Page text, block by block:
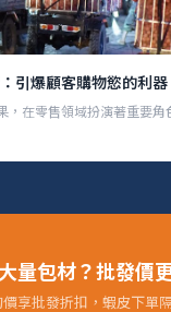
引爆顧客購物慾的利器
，在零售領域扮演著重要
量包材？批發價
價享批發折扣，蝦皮下單